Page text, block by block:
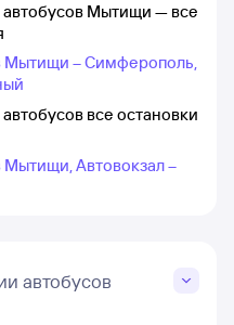
Мытищи — все
Мытищи – Симферополь,
все остановки
Мытищи, Автовокзал –
автобусов